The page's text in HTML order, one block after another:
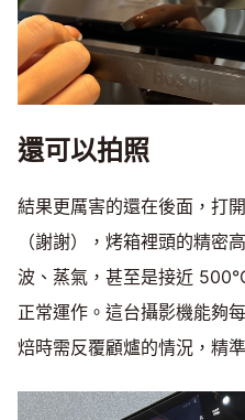
還可以拍照
結果更厲害的還在後面，打
（謝謝），烤箱裡頭的精密
波、蒸氣，甚至是接近
正常運作。這台攝影機能夠
焙時需反覆顧爐的情況，精